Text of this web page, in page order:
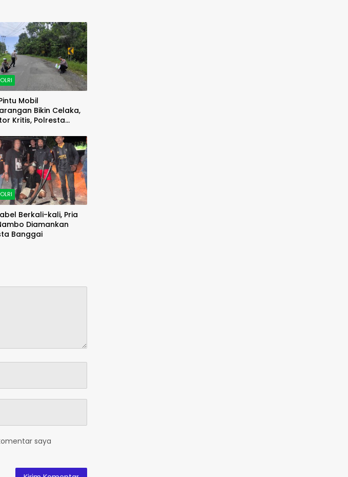
Mobil
Bikin Celaka,
Kritis, Polresta
Berkali-kali, Pria
Diamankan
Banggai
saya